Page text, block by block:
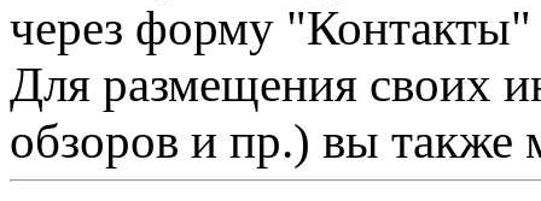
через форму "Контакты"
Для размещения своих
обзоров и пр.) вы также